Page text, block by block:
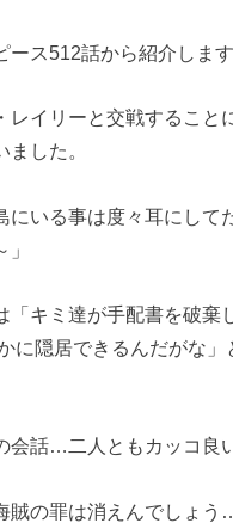
ース512話から紹介します
レイリーと交戦すること
した。
にいる事は度々耳にして
「キミ達が手配書を破棄
に隠居できるんだがな」
会話…二人ともカッコ良
賊の罪は消えんでしょう